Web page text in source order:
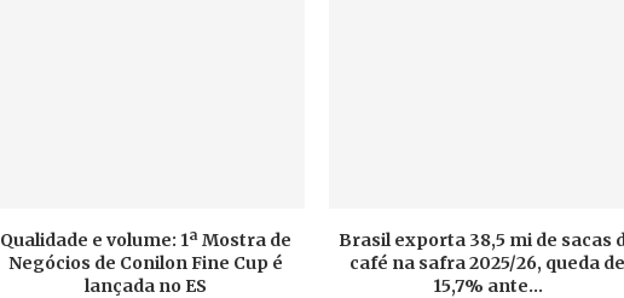
Qualidade e volume: 1ª Mostra de
Negócios de Conilon Fine Cup é
lançada no ES
Brasil exporta 38,5 mi de sacas
café na safra 2025/26, queda
15,7% ante...